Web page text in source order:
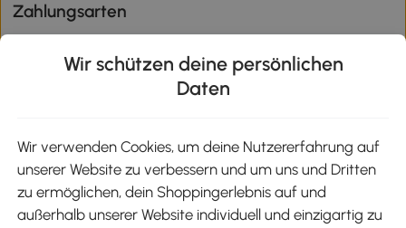
Zahlungsarten
Aosom-App
Wir schützen deine persönlichen
Daten
Wir verwenden Cookies, um deine Nutzererfahrung auf
unserer Website zu verbessern und um uns und Dritten
zu ermöglichen, dein Shoppingerlebnis auf und
außerhalb unserer Website individuell und einzigartig zu